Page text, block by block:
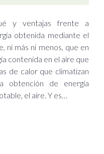
y ventajas frente a
obtenida mediante el
ni más ni menos, que en
contenida en el aire que
de calor que climatizan
obtención de energía
el aire. Y es…